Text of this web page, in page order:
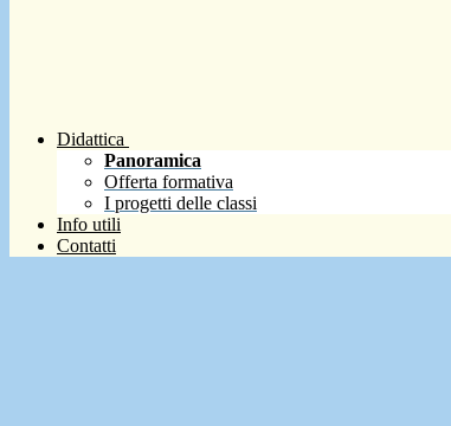
Didattica
Panoramica
Offerta formativa
I progetti delle classi
Info utili
Contatti